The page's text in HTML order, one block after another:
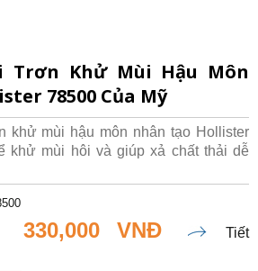
Trơn Khử Mùi Hậu Môn
78500 Của Mỹ
khử mùi hậu môn nhân tạo Hollister
khử mùi hôi và giúp xả chất thải dễ
330,000 VNĐ
Tiết